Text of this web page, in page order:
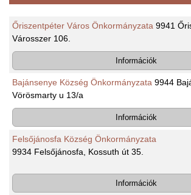
Őriszentpéter Város Önkormányzata 9941
Városszer 106.
Információk
Bajánsenye Község Önkormányzata 9944
Vörösmarty u 13/a
Információk
Felsőjánosfa Község Önkormányzata
9934 Felsőjánosfa, Kossuth út 35.
Információk